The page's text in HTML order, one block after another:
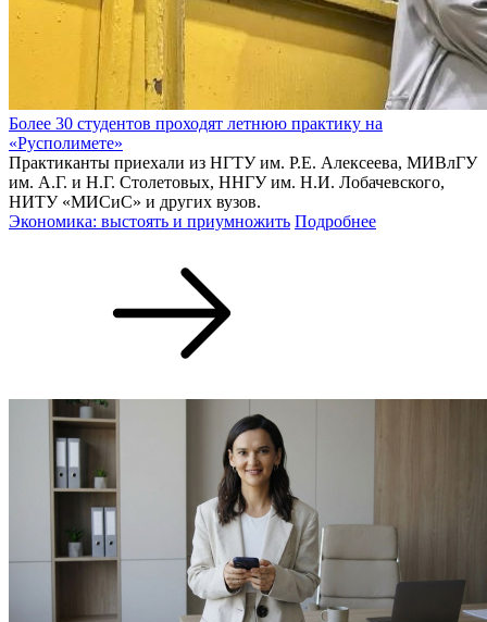
Более 30 студентов проходят летнюю практику на
«Русполимете»
Практиканты приехали из НГТУ им. Р.Е. Алексеева, МИВлГУ
им. А.Г. и Н.Г. Столетовых, ННГУ им. Н.И. Лобачевского,
НИТУ «МИСиС» и других вузов.
Экономика: выстоять и приумножить Подробнее